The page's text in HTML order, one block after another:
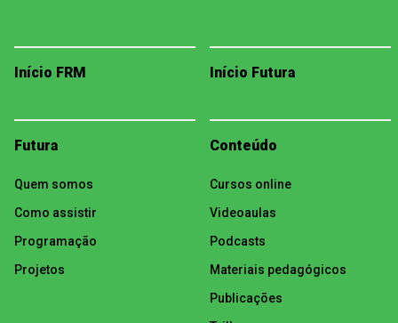
Início FRM Início Futura
Futura
Quem somos
Como assistir
Programação
Projetos
Conteúdo
Cursos online
Videoaulas
Podcasts
Materiais pedagógicos
Publicações